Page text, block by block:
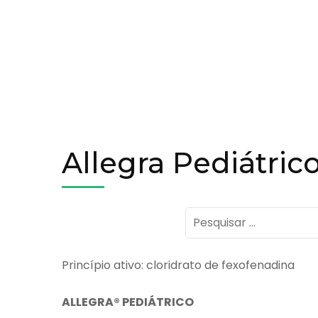
Allegra
Pesquisar
por:
Princípio ativo: cloridrato de fexofenadina
ALLEGRA® PEDIÁTRICO